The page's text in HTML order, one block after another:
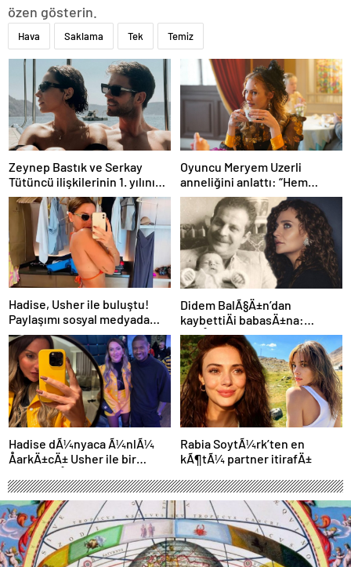
özen gösterin.
Hava Saklama Tek Temiz
Zeynep Bastık ve Serkay
Tütüncü ilişkilerinin 1. yılını
kutladı
Oyuncu Meryem Uzerli
anneliğini anlattı: “Hem
disiplinli hem rahatım”
Hadise, Usher ile buluştu!
Paylaşımı sosyal medyada
gündem oldu
Didem BalÃ§Ä±n’dan
kaybettiÄi babasÄ±na:
GidiÅler hep Ã§ok erken
Hadise dÃ¼nyaca Ã¼nlÃ¼
ÅarkÄ±cÄ± Usher ile bir
Rabia SoytÃ¼rk’ten en
kÃ¶tÃ¼ partner itirafÄ±